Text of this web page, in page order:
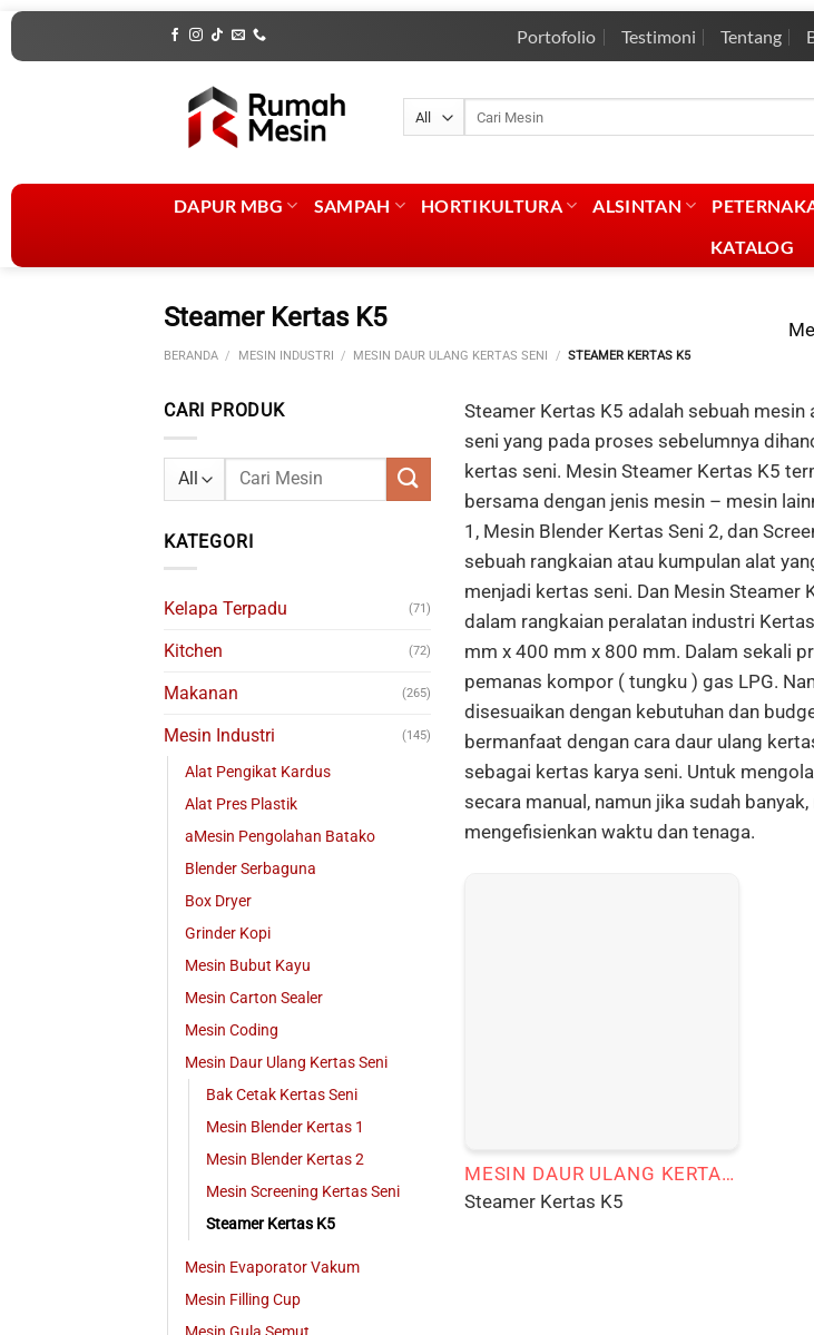
Skip
content
Portofolio Testimoni Tentang
DAPUR MBG SAMPAH HORTIKULTURA ALSINTAN
KATALOG
Steamer Kertas K5
BERANDA / MESIN INDUSTRI / MESIN DAUR ULANG KERTAS SENI / STEAMER KERTAS K5
CARI PRODUK
Pencarian
KATEGORI
Kelapa Terpadu (71)
Kitchen (72)
Makanan (265)
Mesin Industri (145)
Alat Pengikat Kardus
Alat Pres Plastik
aMesin Pengolahan Batako
Blender Serbaguna
Box Dryer
Grinder Kopi
Mesin Bubut Kayu
Mesin Carton Sealer
Mesin Coding
Mesin Daur Ulang Kertas Seni
Bak Cetak Kertas Seni
Mesin Blender Kertas 1
Mesin Blender Kertas 2
Mesin Screening Kertas Seni
Steamer Kertas K5
Mesin Evaporator Vakum
Mesin Filling Cup
Steamer Kertas K5 adalah sebuah
seni yang pada proses sebelumnya
kertas seni. Mesin Steamer Kertas K5
bersama dengan jenis mesin – mesin
1, Mesin Blender Kertas Seni 2, dan
sebuah rangkaian atau kumpulan alat
menjadi kertas seni. Dan Mesin Steamer
dalam rangkaian peralatan industri
mm x 400 mm x 800 mm. Dalam sekali
pemanas kompor ( tungku ) gas LPG.
disesuaikan dengan kebutuhan dan
bermanfaat dengan cara daur ulang
sebagai kertas karya seni. Untuk
secara manual, namun jika sudah
mengefisienkan waktu dan tenaga.
MESIN DAUR ULANG KERTAS SENI
Steamer Kertas K5